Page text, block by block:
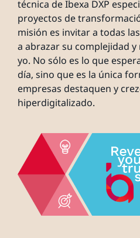
técnica de Ibexa DXP
proyectos de
misión es invitar a todas
a abrazar su complejidad
yo. No sólo es lo que
día, sino que es la única
empresas destaquen y
hiperdigitalizado.